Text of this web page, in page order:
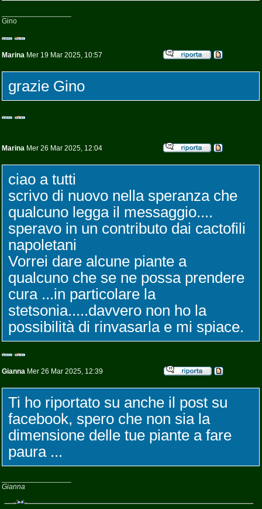
Gino
Marina Mer 19 Mar 2025, 10:57
grazie Gino
Marina Mer 26 Mar 2025, 12:04
ciao a tutti
scrivo di nuovo nella speranza che
qualcuno legga il messaggio....
speravo in un contributo dai cactofili
napoletani
Vorrei dare alcune piante a
qualcuno che se ne possa prendere
cura ...in particolare la
stetsonia.....davvero non ho la
possibilità di rinvasarla e mi spiace.
Gianna Mer 26 Mar 2025, 12:39
Ti ho riportato su anche il post su
facebook, spero che non sia la
dimensione delle tue piante a fare
paura ...
Gianna